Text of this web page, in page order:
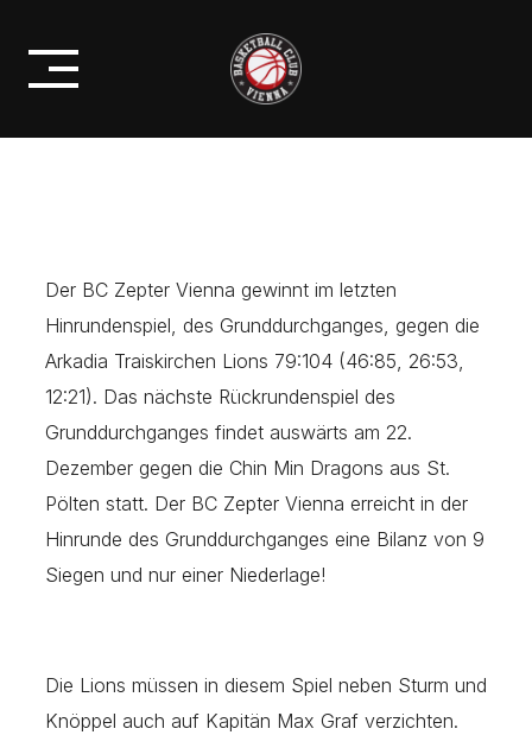
content
HINRUNDEN-BILANZ 9 SIEGE 1
NIEDERLAGE!
Der BC Zepter Vienna gewinnt im letzten
Hinrundenspiel, des Grunddurchganges, gegen die
Arkadia Traiskirchen Lions 79:104 (46:85, 26:53,
12:21). Das nächste Rückrundenspiel des
Grunddurchganges findet auswärts am 22.
Dezember gegen die Chin Min Dragons aus St.
Pölten statt. Der BC Zepter Vienna erreicht in der
Hinrunde des Grunddurchganges eine Bilanz von 9
Siegen und nur einer Niederlage!
Die Lions müssen in diesem Spiel neben Sturm und
Knöppel auch auf Kapitän Max Graf verzichten.